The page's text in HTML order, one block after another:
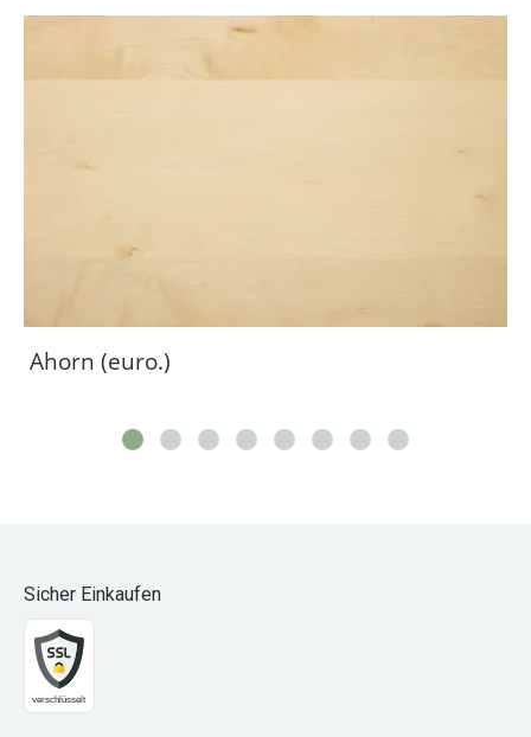
Ahorn (euro.)
Sicher Einkaufen